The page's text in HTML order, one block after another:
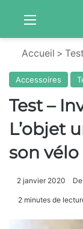
Menu
Accueil > Test
Accessoires
Test –
L’objet
son vélo
2 janvier 2020
2 minutes de